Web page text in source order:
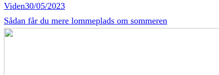
Viden30/05/2023
Sådan får du mere lommeplads om sommeren